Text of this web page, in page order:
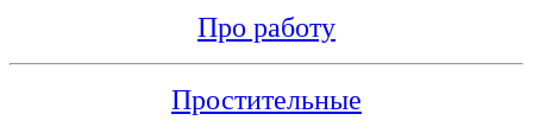
Про работу
Простительные